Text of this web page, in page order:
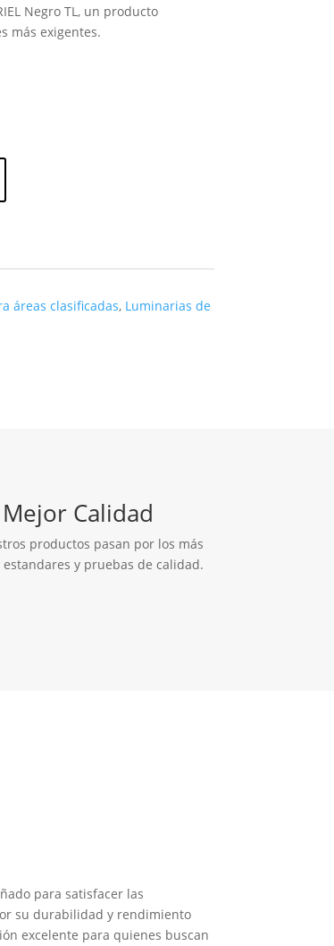
Negro TL, un producto
más exigentes.
áreas clasificadas, Luminarias de
Calidad
productos pasan por los más
estandares y pruebas de calidad.
para satisfacer las
su durabilidad y rendimiento
excelente para quienes buscan